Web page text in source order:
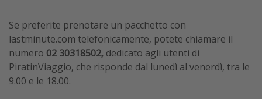
Se preferite prenotare un pacchetto con
lastminute.com telefonicamente, potete chiamare il
numero 02 30318502, dedicato agli utenti di
PiratinViaggio, che risponde dal lunedì al venerdì, tra le
9.00 e le 18.00.